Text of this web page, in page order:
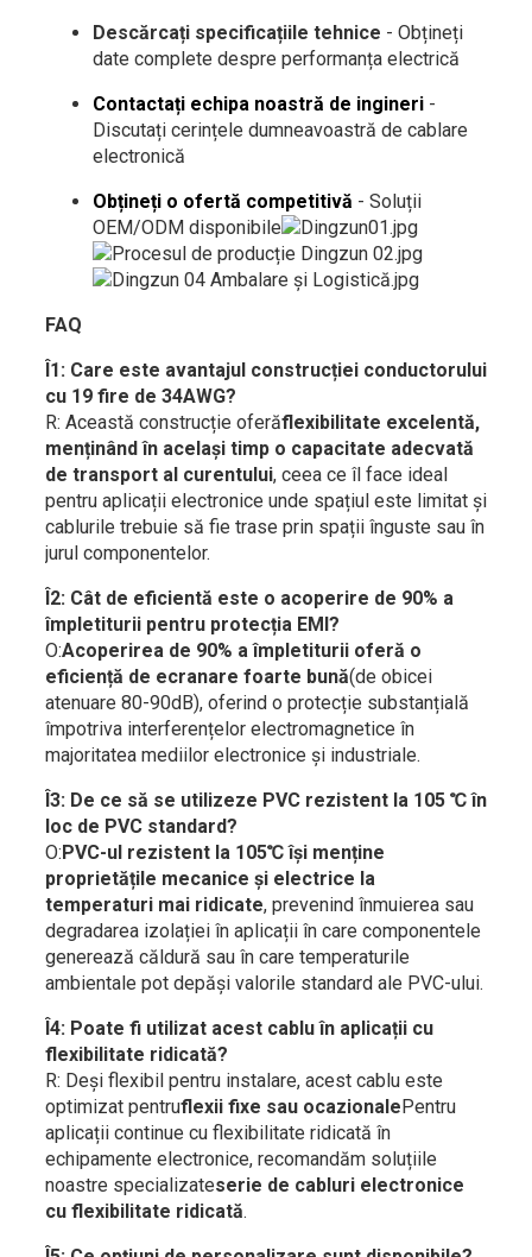
Descărcați specificațiile tehnice - Obțineți
date complete despre performanța electrică
Contactați echipa noastră de ingineri-
Discutați cerințele dumneavoastră de cablare
electronică
Obțineți o ofertă competitivă - Soluții
OEM/ODM disponibile
FAQ
Î1: Care este avantajul construcției conductorului
cu 19 fire de 34AWG?
R: Această construcție oferăflexibilitate excelentă,
menținând în același timp o capacitate adecvată
de transport al curentului, ceea ce îl face ideal
pentru aplicații electronice unde spațiul este limitat și
cablurile trebuie să fie trase prin spații înguste sau în
jurul componentelor.
Î2: Cât de eficientă este o acoperire de 90% a
împletiturii pentru protecția EMI?
O:Acoperirea de 90% a împletiturii oferă o
eficiență de ecranare foarte bună(de obicei
atenuare 80-90dB), oferind o protecție substanțială
împotriva interferențelor electromagnetice în
majoritatea mediilor electronice și industriale.
Î3: De ce să se utilizeze PVC rezistent la 105 ℃ în
loc de PVC standard?
O:PVC-ul rezistent la 105℃ își menține
proprietățile mecanice și electrice la
temperaturi mai ridicate, prevenind înmuierea sau
degradarea izolației în aplicații în care componentele
generează căldură sau în care temperaturile
ambientale pot depăși valorile standard ale PVC-ului.
Î4: Poate fi utilizat acest cablu în aplicații cu
flexibilitate ridicată?
R: Deși flexibil pentru instalare, acest cablu este
optimizat pentruflexii fixe sau ocazionalePentru
aplicații continue cu flexibilitate ridicată în
echipamente electronice, recomandăm soluțiile
noastre specializateserie de cabluri electronice
cu flexibilitate ridicată.